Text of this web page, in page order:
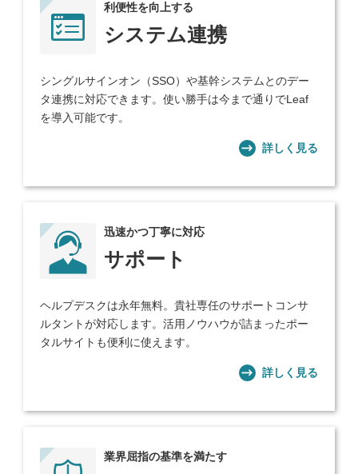
利便性を向上する
システム連携
シングルサインオン（SSO）や基幹システムとのデー
タ連携に対応できます。使い勝手は今まで通りでLeaf
を導入可能です。
詳しく見る
迅速かつ丁寧に対応
サポート
ヘルプデスクは永年無料。貴社専任のサポートコンサ
ルタントが対応します。活用ノウハウが詰まったポー
タルサイトも便利に使えます。
詳しく見る
業界屈指の基準を満たす